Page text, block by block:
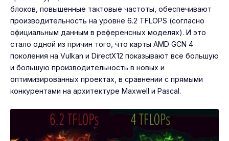
блоков, повышенные тактовые частоты, обеспечивают
производительность на уровне 6.2 TFLOPS (согласно
официальным данным в референсных моделях). И это
стало одной из причин того, что карты AMD GСN 4
поколения на Vulkan и DirectX12 показывают все большую
и большую производительность в новых и
оптимизированных проектах, в сравнении с прямыми
конкурентами на архитектуре Maxwell и Pascal.